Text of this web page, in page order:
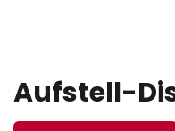
Aufstell-